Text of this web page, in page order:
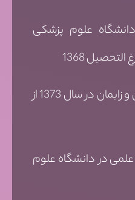
1361 به دانشگاه علوم پزشکی
1368
دریافت برد تخصصی زنان و زایمان در سال 1373 از
علمی در دانشگاه علوم